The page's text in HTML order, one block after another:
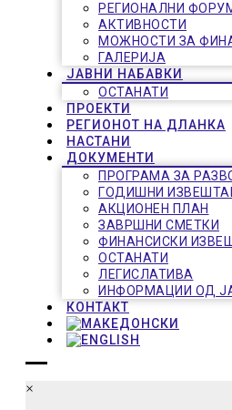
РЕГИОНАЛНИ
АКТИВНОСТИ
МОЖНОСТИ ЗА
ГАЛЕРИЈА
ЈАВНИ НАБАВКИ
ОСТАНАТИ
ПРОЕКТИ
РЕГИОНОТ НА ДЛАНКА
НАСТАНИ
ДОКУМЕНТИ
ПРОГРАМА ЗА
ГОДИШНИ
АКЦИОНЕН ПЛАН
ЗАВРШНИ СМЕТКИ
ФИНАНСИСКИ
ОСТАНАТИ
ЛЕГИСЛАТИВА
ИНФОРМАЦИИ ОД
КОНТАКТ
×